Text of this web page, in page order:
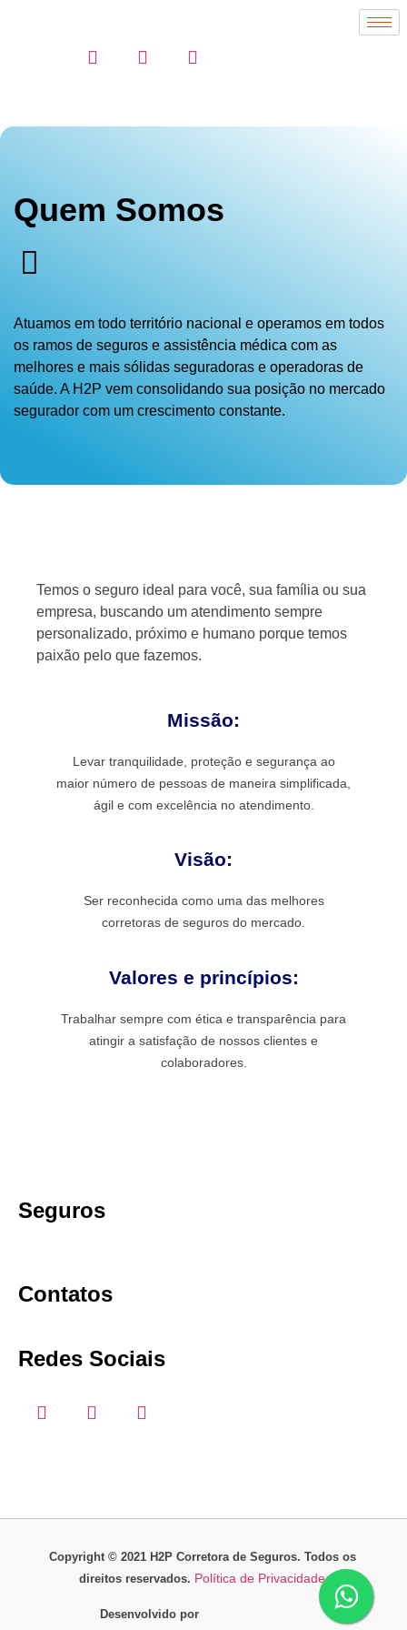
Quem Somos
Atuamos em todo território nacional e operamos em todos
os ramos de seguros e assistência médica com as
melhores e mais sólidas seguradoras e operadoras de
saúde. A H2P vem consolidando sua posição no mercado
segurador com um crescimento constante.
Temos o seguro ideal para você, sua família ou sua
empresa, buscando um atendimento sempre
personalizado, próximo e humano porque temos
paixão pelo que fazemos.
Missão:
Levar tranquilidade, proteção e segurança ao
maior número de pessoas de maneira simplificada,
ágil e com excelência no atendimento.
Visão:
Ser reconhecida como uma das melhores
corretoras de seguros do mercado.
Valores e princípios:
Trabalhar sempre com ética e transparência para
atingir a satisfação de nossos clientes e
colaboradores.
Seguros
Contatos
Redes Sociais
Copyright © 2021 H2P Corretora de Seguros. Todos os
direitos reservados. Política de Privacidade
Desenvolvido por